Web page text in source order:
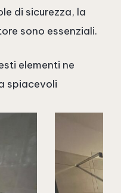
di sicurezza, la
sono essenziali.
elementi ne
spiacevoli